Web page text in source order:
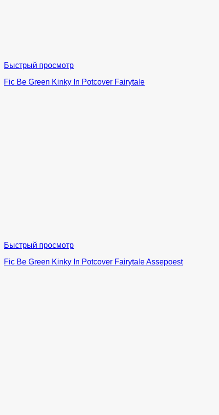
Быстрый просмотр
Fic Be Green Kinky In Potcover Fairytale
Быстрый просмотр
Fic Be Green Kinky In Potcover Fairytale Assepoest